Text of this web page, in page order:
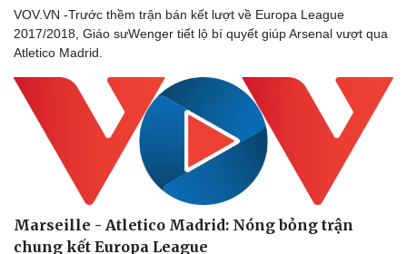
Thể thao
Bóng đá
Lịch thi đấu bóng đá
Thế giới thể thao
Hậu trường
Ô tô - Xe máy
Xe máy
Tư vấn
VOV.VN -Trước thềm trận bán kết lượt về Europa League
2017/2018, Giáo sưWenger tiết lộ bí quyết giúp Arsenal vượt qua
Atletico Madrid.
Marseille - Atletico Madrid: Nóng bỏng trận
chung kết Europa League